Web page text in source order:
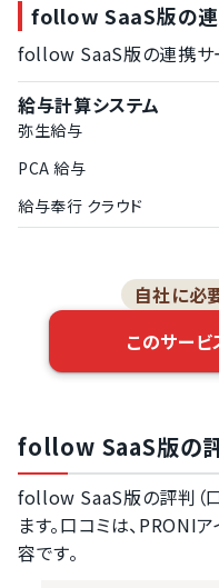
follow SaaS版の連
follow SaaS版の連携サ
給与計算システム
弥生給与
PCA 給与
給与奉行 クラウド
自社に必
このサー
follow SaaS版の評
follow SaaS版の評判（
ます。口コミは、PRONI
容です。